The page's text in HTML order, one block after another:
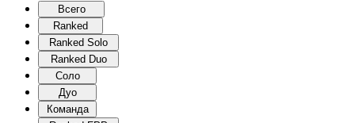
Всего
Ranked
Ranked Solo
Ranked Duo
Соло
Дуо
Команда